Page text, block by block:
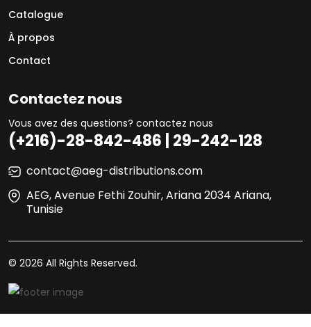
Catalogue
À propos
Contact
Contactez nous
Vous avez des questions? contactez nous
(+216)-28-842-486 | 29-242-128
contact@aeg-distributions.com
AEG, Avenue Fethi Zouhir, Ariana 2034 Ariana,
Tunisie
© 2026 All Rights Reserved.